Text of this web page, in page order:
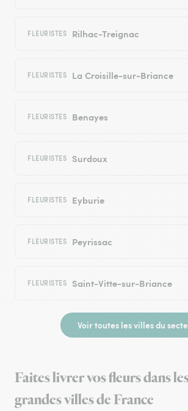
FLEURISTES Rilhac-Treignac
FLEURISTES La Croisille-sur-Briance
FLEURISTES Benayes
FLEURISTES Surdoux
FLEURISTES Eyburie
FLEURISTES Peyrissac
FLEURISTES Saint-Vitte-sur-Briance
Voir toutes les villes du
Faites livrer vos fleurs dans
grandes villes de France